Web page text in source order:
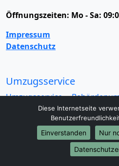
Öffnungszeiten: Mo - Sa:
Impressum
Datenschutz
Umzugsservice
Umzugsservice
Fernumzug
Firmenumzug
Praxisumzug
Seniorenumzug
Entrümpelung
Diese Internetseite
Einverstanden
Nur